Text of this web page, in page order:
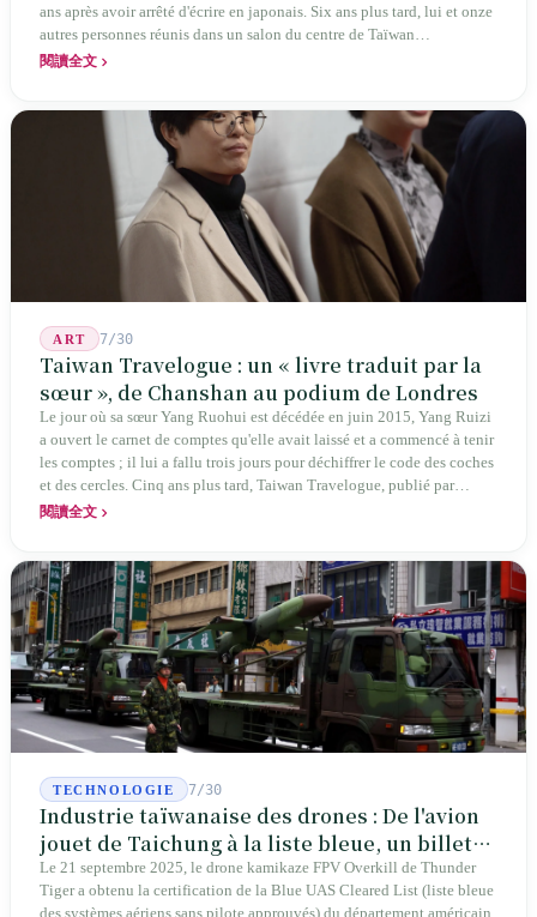
ans après avoir arrêté d'écrire en japonais. Six ans plus tard, lui et onze
autres personnes réunis dans un salon du centre de Taïwan
transformaient cette expérience de mutisme générationnel en une
jusqu'aux manuels scolaires du collège.
閱讀全文
ART 7/30
Taiwan Travelogue : un « livre traduit par la
sœur », de Chanshan au podium de Londres
Le jour où sa sœur Yang Ruohui est décédée en juin 2015, Yang Ruizi
a ouvert le carnet de comptes qu'elle avait laissé et a commencé à tenir
les comptes ; il lui a fallu trois jours pour déchiffrer le code des coches
et des cercles. Cinq ans plus tard, Taiwan Travelogue, publié par
Chanshan, portait la mention « par Chihako Aoyama, traduit par Yang
traduit un livre inexistant sous le nom de sa sœur.
閱讀全文
TECHNOLOGIE 7/30
Industrie taïwanaise des drones : De l'avion
jouet de Taichung à la liste bleue, un billet
d'entrée pour Thunder Tiger
Le 21 septembre 2025, le drone kamikaze FPV Overkill de Thunder
Tiger a obtenu la certification de la Blue UAS Cleared List (liste bleue